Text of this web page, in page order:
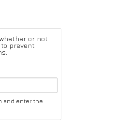
or not
prevent
and enter the